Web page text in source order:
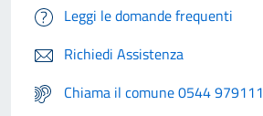
Leggi le domande frequenti
Richiedi Assistenza
Chiama il comune 0544 979111